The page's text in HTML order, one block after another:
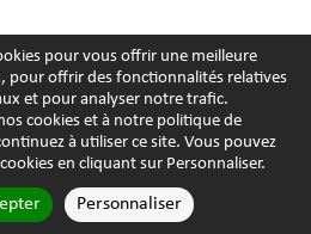
pour vous offrir une meilleure
pour offrir des fonctionnalités relatives
et pour analyser notre trafic.
cookies et à notre politique de
à utiliser ce site. Vous pouvez
en cliquant sur Personnaliser.
Personnaliser